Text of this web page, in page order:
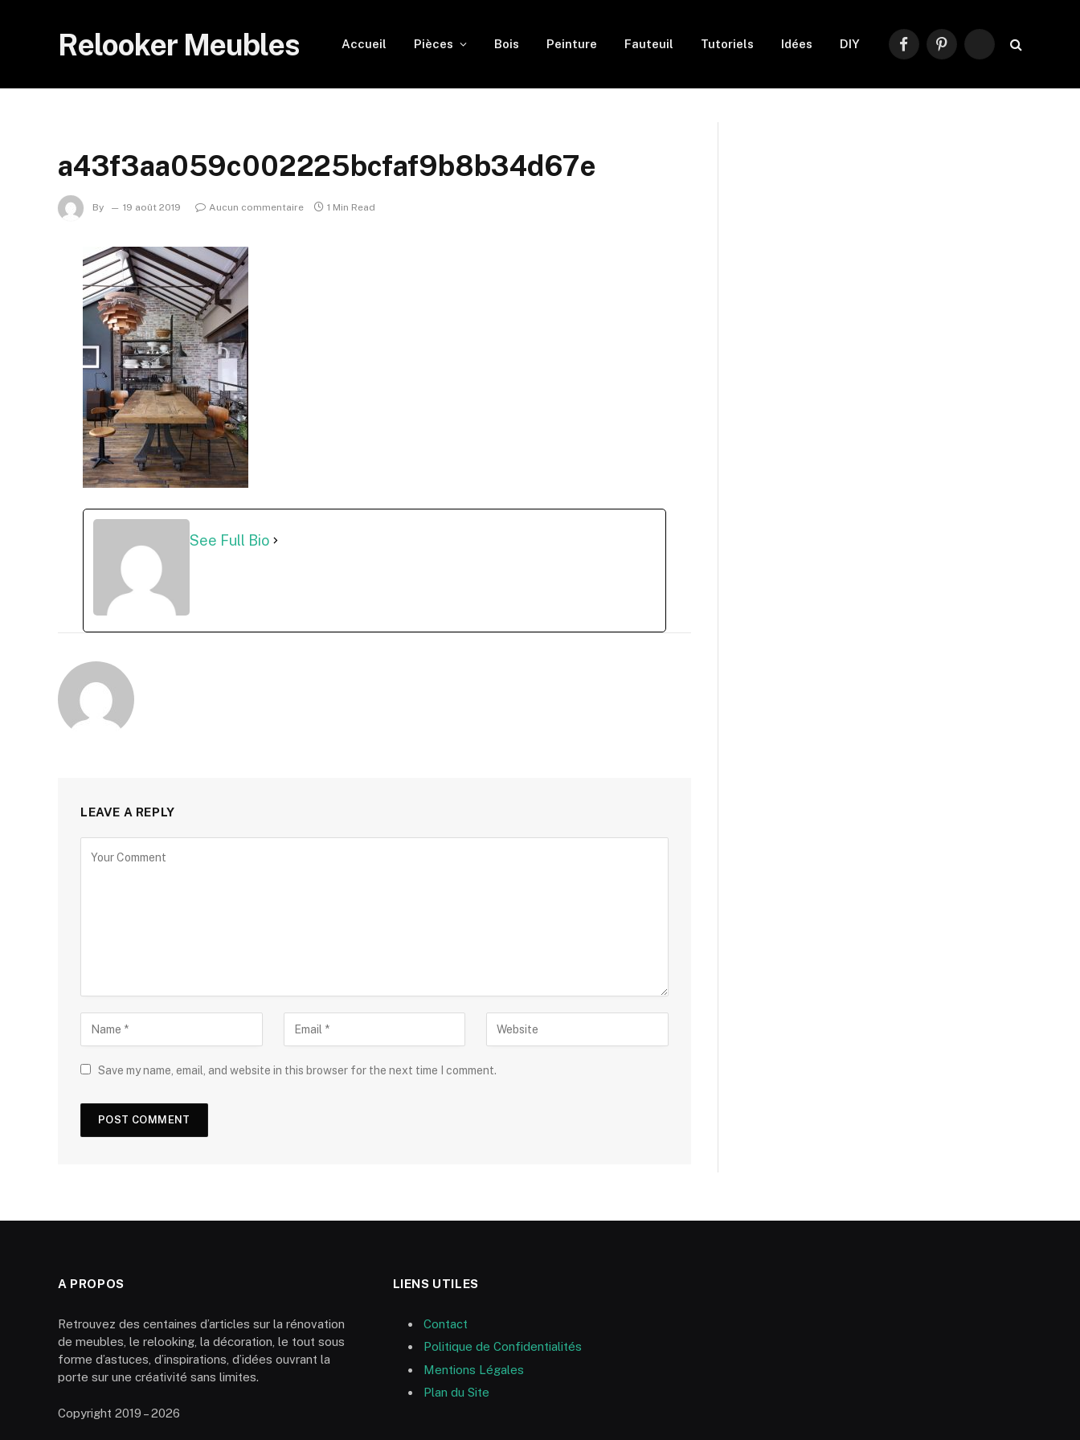
Relooker Meubles Accueil Pièces Bois Peinture Fauteuil Tutoriels Idées DIY
FacebookPinterestRSS
a43f3aa059c002225bcfaf9b8b34d67e
By 19 août 2019 Aucun commentaire 1 Min Read
See Full Bio
LEAVE A REPLY
Save my name, email, and website in this browser for the next time I comment.
A PROPOS
Retrouvez des centaines d’articles sur la rénovation
de meubles, le relooking, la décoration, le tout sous
forme d’astuces, d’inspirations, d’idées ouvrant la
porte sur une créativité sans limites.
Copyright 2019 – 2026
LIENS UTILES
Contact
Politique de Confidentialités
Mentions Légales
Plan du Site